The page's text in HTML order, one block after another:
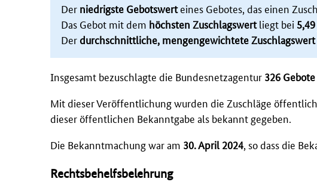
Der niedrigste Gebotswerteines Gebotes, das einen
Das Gebot mit dem höchsten Zuschlagswertliegt bei 5,49
Derdurchschnittliche, mengengewichtete Zuschlagswert
Insgesamt bezuschlagte die Bundesnetzagentur 326 Gebote
Mit dieser Veröffentlichung wurden die Zuschläge
dieser öffentlichen Bekanntgabe als bekannt gegeben.
Die Bekanntmachung war am 30. April 2024 , so dass die
Rechtsbehelfsbelehrung